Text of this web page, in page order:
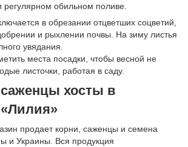
регулярном обильном поливе.
в обрезании отцветших соцветий,
и рыхлении почвы. На зиму листья
увядания.
места посадки, чтобы весной не
листочки, работая в саду.
саженцы хосты в
продает корни, саженцы и семена
и Украины. Вся продукция